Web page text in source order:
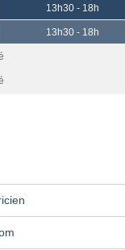
13h30 - 18h
13h30 - 18h